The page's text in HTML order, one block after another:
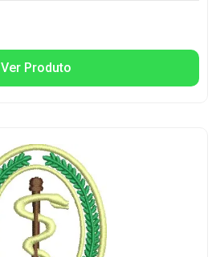
Ver Produto